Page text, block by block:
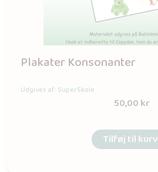
Plakater Konsonanter
Udgives af: SuperSkole
50,00kr
Tilføj til kurv